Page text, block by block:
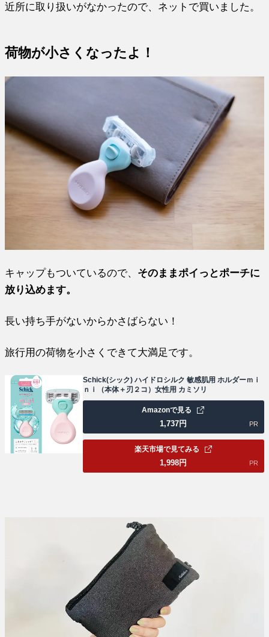
近所に取り扱いがなかったので、ネットで買いました。
荷物が小さくなったよ！
キャップもついているので、 そのままポイっとポーチに
放り込めます。
長い持ち手がないからかさばらない！
旅行用の荷物を小さくできて大満足です。
Schick(シック) ハイドロシルク 敏感肌用 ホルダーｍｉ
ｎｉ（本体＋刃２コ）女性用 カミソリ
1,737円
Amazonで見る
PR
1,998円
楽天市場で見てみる
PR